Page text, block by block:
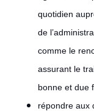
quotidien
de
comme le
assurant le
bonne et due
répondre aux